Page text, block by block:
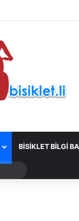
BISIKLET BILGI